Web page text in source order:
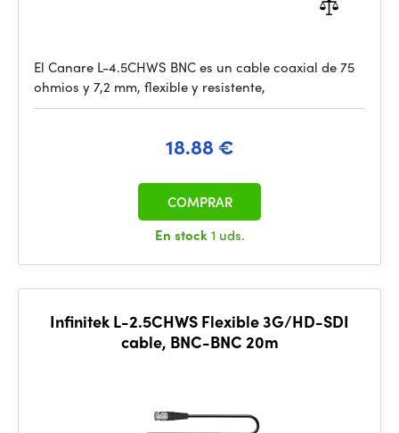
El Canare L-4.5CHWS BNC es un cable coaxial de 75
ohmios y 7,2 mm, flexible y resistente,
18.88 €
En stock1 uds.
COMPRAR
Infinitek L-2.5CHWS Flexible 3G/HD-SDI
cable, BNC-BNC 20m